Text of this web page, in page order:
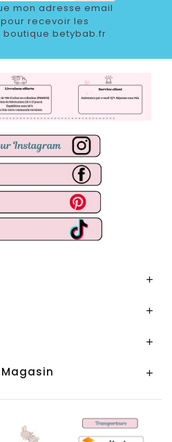
mon adresse email
recevoir les
betybab.fr



